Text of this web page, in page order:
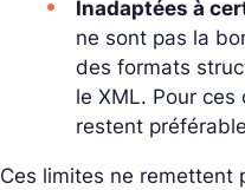
Inadaptées à
ne sont pas la
des formats
le XML. Pour
restent
Ces limites ne remettent